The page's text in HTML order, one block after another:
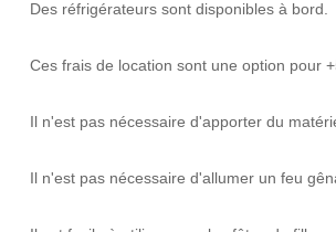
Des réfrigérateurs sont disponibles à bord.
Ces frais de location sont une option pour
Il n'est pas nécessaire d'apporter du
Il n'est pas nécessaire d'allumer un feu